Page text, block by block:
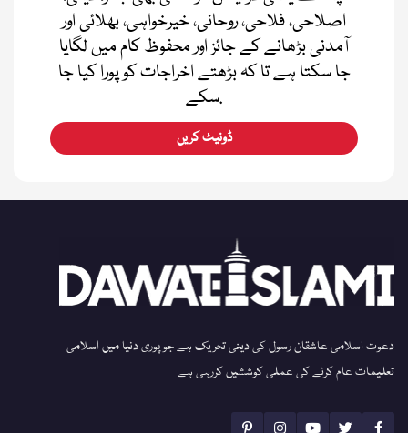
اصلاحی، فلاحی، روحانی، خیرخواہی، بھلائی اور
آمدنی بڑھانے کے جائز اور محفوظ کام میں لگایا
جا سکتا ہے تا کہ بڑھتے اخراجات کو پورا کیا جا
سکے.
ڈونیٹ کریں
دعوت اسلامی عاشقان رسول کی دینی تحریک ہے جو پوری دنیا میں اسلامی
تعلیمات عام کرنے کی عملی کوششیں کررہی ہے